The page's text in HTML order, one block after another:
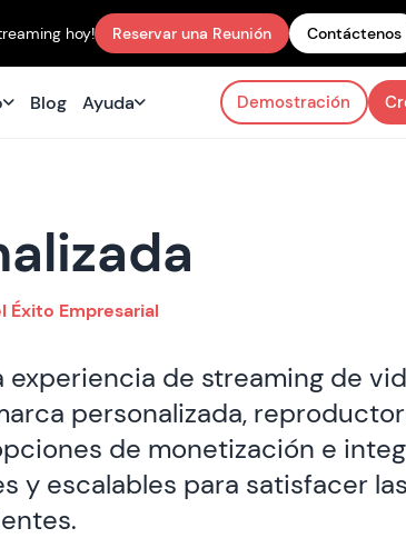
hoy! Reservar una Reunión Contáctenos
Blog Ayuda Demostración
Éxito Empresarial
de streaming de
personalizada,
de monetización e
y escalables para satisfacer